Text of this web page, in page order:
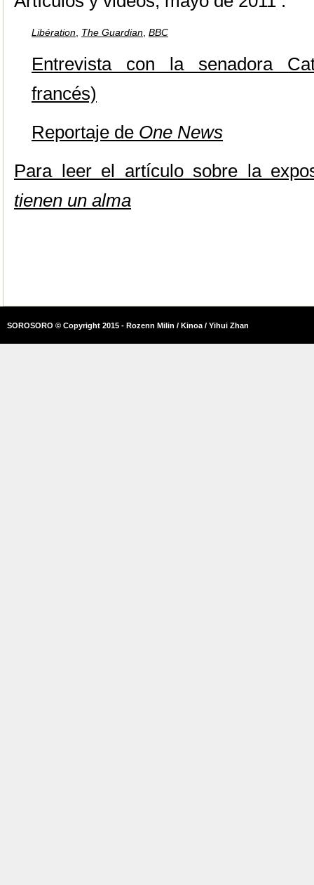
Libération The Guardian BBC
Entrevista con la senadora
francés)
Reportaje de One News
Para leer el artículo sobre la
tienen un alma
SOROSORO © Copyright 2015 - Rozenn Milin / Kinoa / Yihui Zhan